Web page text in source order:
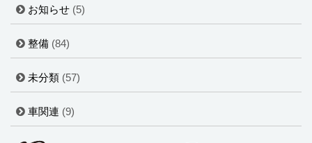
お知らせ (5)
整備 (84)
未分類 (57)
車関連 (9)